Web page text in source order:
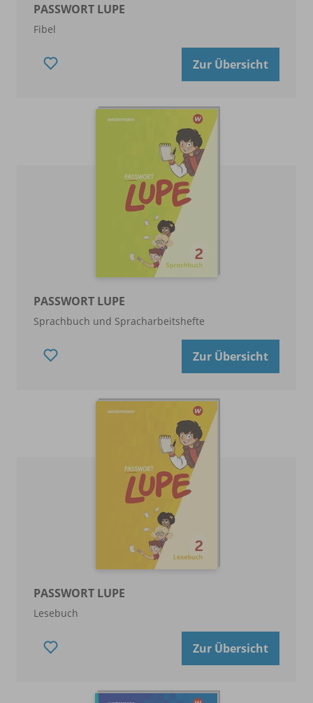
PASSWORT LUPE
Fibel
Zur Übersicht
PASSWORT LUPE
Sprachbuch und Spracharbeitshefte
Zur Übersicht
PASSWORT LUPE
Lesebuch
Zur Übersicht